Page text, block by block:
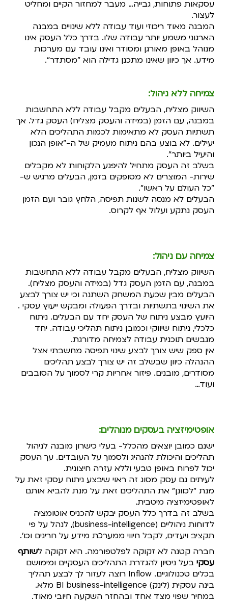
עסקאות פתוחות, גבייה… מעבר למחזור הקיים ומחליט
לעצור.
המבנה מאוד ריכוזי ועוד עבודה ללא שינויים במבנה
הארגוני משמע יותר עבודה שלו. בדרך כלל העסק אינו
מנוהל באופן מאורגן ומסודר ואינו עובד עם מערכות
מידע. אך כיוון שאינו מתכנן גדילה הוא "מסתדר".
צמיחה ללא ניהול:
השיווק מצליח, הבעלים מקבל עבודה ללא התחשבות
במבנה, עם הזמן (במידה והעסק מצליח) העסק גדל. אך
תשתיות העסק לא מתאימות לכמות התהליכים הלא
יעילים. לא בוצע בהם ניתוח מעמיק של ה-"אופן הנכון
והיעיל ביותר".
בשלב זה העסק מתחיל להיפגע הלקוחות לא מקבלים
שירות- המוצרים לא מסופקים בזמן, הבעלים מרגיש ש-
"כל העולם על ראשו".
הבעלים לא מנסה לשנות תפיסה, הלחץ גובר ועם הזמן
העסק נתקע ועלול אף לקרוס.
צמיחה עם ניהול:
השיווק מצליח, הבעלים מקבל עבודה ללא התחשבות
במבנה, עם הזמן העסק גדל (במידה והעסק מצליח).
הבעלים מבין שכעת המשחק השתנה וכי יש צורך לבצע
את השינוי בתשתיות ובדרך הפעולה ומבקש ייעוץ עסקי .
היועץ מבצע ניתוח של העסק יחד עם הבעלים. ניתוח
כלכלי, ניתוח שיווקי וכמובן ניתוח תהליכי עבודה. יחד
מגבשים תוכנית עבודה לצמיחה מדורגת.
אין ספק שיש צורך לבצע שינוי תפיסה מחשבתי אצל
ההנהלה כיוון שבשלב זה יש צורך לבצע תהליכים
מסודרים, מובנים. פיזור אחריות קרי לסמוך על הסובבים
ועוד…
אופטימיזציה בעסקים מנוהלים:
ישנם כמובן יוצאים מהכלל- בעלי כישרון מובנה לניהול
תהליכים והיכולת להנהיג ולסמוך על העובדים. עך העסק
יכול לפרוח באופן טבעי וללא עזרה חיצונית.
לעיתים גם עסק מסוג זה ראוי שיבצע ניתוח עסקי זאת על
מנת "לכוונן" את התהליכים זאת על מנת להביא אותם
לאופטימיזציה מיטבית.
בשלב זה בדרך כלל העסק יבקש להכניס אוטומציה
לדוחות ניהוליים (business-intelligence), לנהל על פי
תקציב ויעדים, לקבל חיווי ממערכת מידע על חריגים וכו'.
חברה קטנה לא זקוקה לפלטפורמה. היא זקוקה לשותף
עסקי בעל ניסיון להגדרת התהליכים העסקיים ומימושם
בכלים טכנולוגיים. Inflow רוצה לעזור לך לבצע תהליך
בינה עסקית (לינק) BI business-intelligence מלא.
במחיר שפוי מצד אחד ובהחזר השקעה חיובי מאוד.